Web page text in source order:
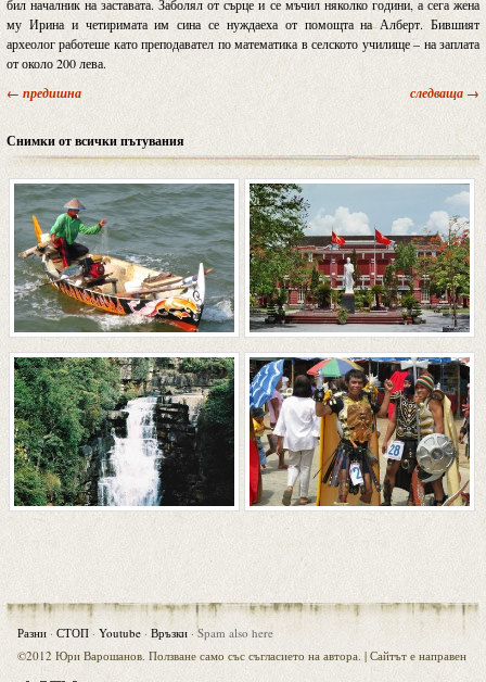
бил началник на заставата. Заболял от сърце и се мъчил няколко години, а сега жена
му Ирина и четиримата им сина се нуждаеха от помощта на Алберт. Бившият
археолог работеше като преподавател по математика в селското училище – на заплата
от около 200 лева.
← предишна следваща →
Снимки от всички пътувания
Разни · СТОП · Youtube · Връзки · Spam also here
©2012 Юри Варошанов. Ползване само със съгласието на автора. | Сайтът е направен